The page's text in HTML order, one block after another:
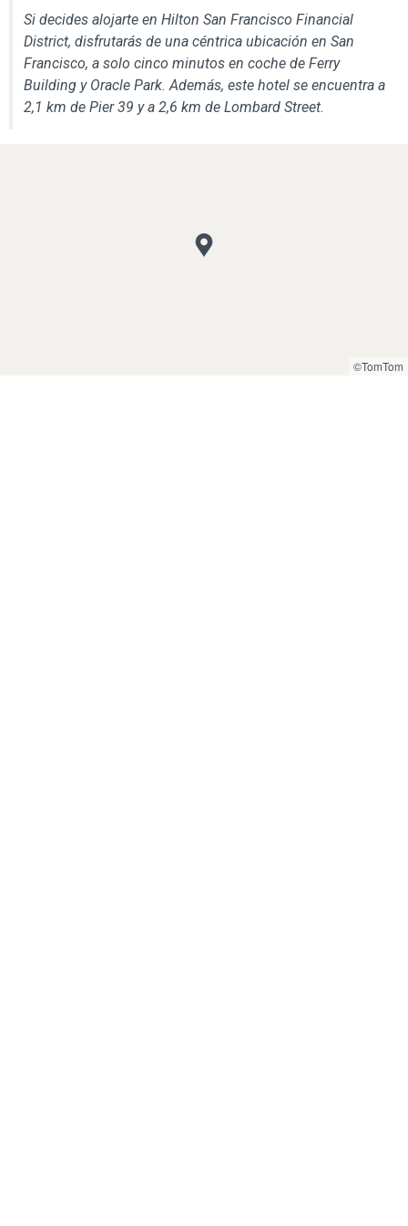
Si decides alojarte en Hilton San Francisco Financial
District, disfrutarás de una céntrica ubicación en San
Francisco, a solo cinco minutos en coche de Ferry
Building y Oracle Park. Además, este hotel se encuentra a
2,1 km de Pier 39 y a 2,6 km de Lombard Street.
©TomTom